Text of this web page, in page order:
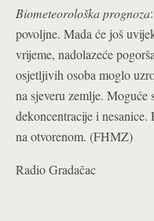
Biometeorološka prognoza
povoljne. Mada će još
vrijeme, nadolazeće
osjetljivih osoba moglo
na sjeveru zemlje. Moguće
dekoncentracije i
na otvorenom. (FHMZ)
Radio Gradačac